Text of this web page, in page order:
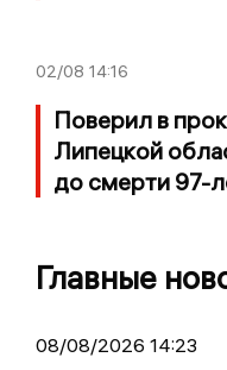
02/08 14:16
Поверил в
Липецкой
до смерти 97-
Главные
08/08/2026 14:23